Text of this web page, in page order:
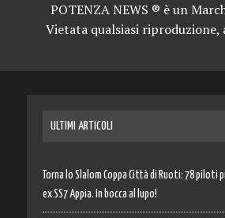
POTENZA NEWS ® è un
Vietata qualsiasi riproduzione,
ULTIMI ARTICOLI
Torna lo Slalom Coppa Città di Ruoti: 78 piloti
ex SS7 Appia. In bocca al lupo!